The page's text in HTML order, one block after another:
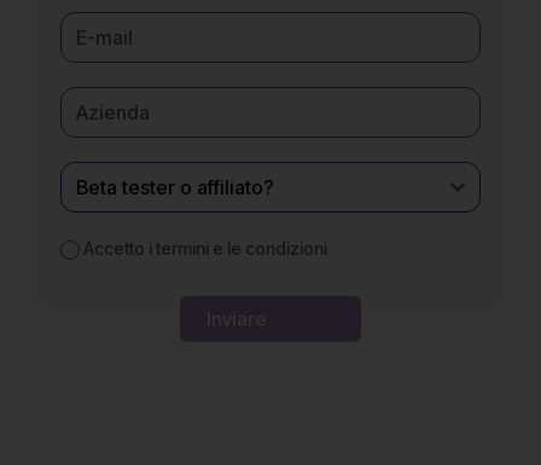
Accetto i termini e le condizioni